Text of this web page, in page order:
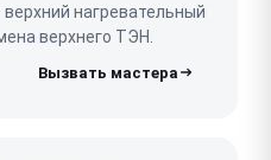
нагревательный
верхнего ТЭН.